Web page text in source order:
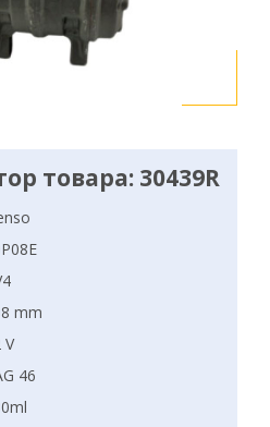
товара: 30439R
mm
V
46